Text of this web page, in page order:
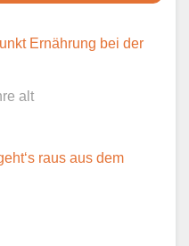
zur
ist nicht
Ernährung bei der
alt
raus aus dem